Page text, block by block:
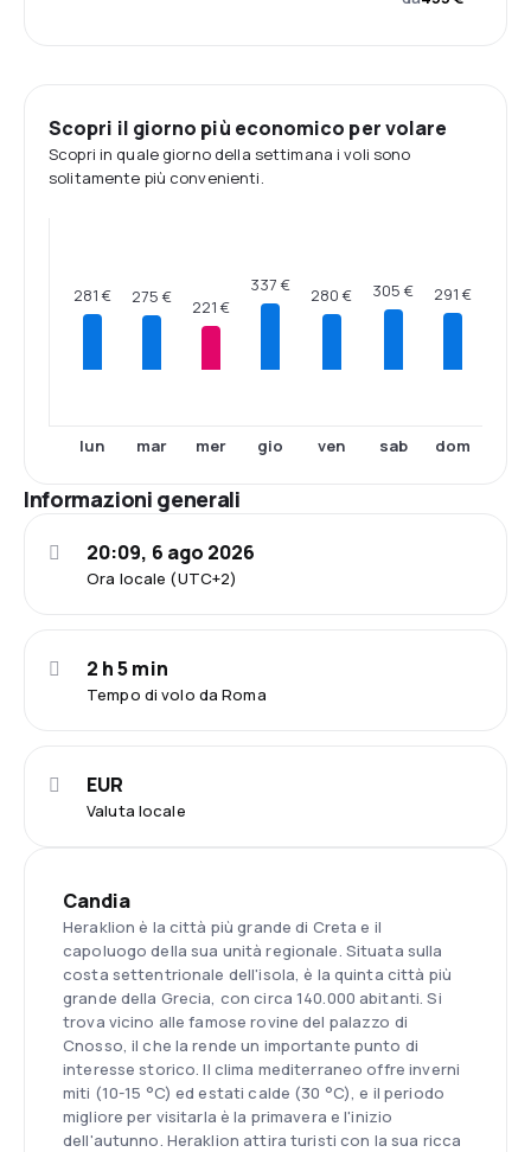
Scopri il giorno più economico per volare
Scopri in quale giorno della settimana i voli sono
solitamente più convenienti.
281 €
lun
275 €
mar
221 €
mer
337 €
gio
280 €
ven
305 €
sab
291 €
dom
Informazioni generali
Ora locale (UTC+2)
20:09, 6 ago 2026
Tempo di volo da Roma
2 h 5 min
Valuta locale
EUR
Candia
Heraklion è la città più grande di Creta e il
capoluogo della sua unità regionale. Situata sulla
costa settentrionale dell'isola, è la quinta città più
grande della Grecia, con circa 140.000 abitanti. Si
trova vicino alle famose rovine del palazzo di
Cnosso, il che la rende un importante punto di
interesse storico. Il clima mediterraneo offre inverni
miti (10-15 °C) ed estati calde (30 °C), e il periodo
migliore per visitarla è la primavera e l'inizio
dell'autunno. Heraklion attira turisti con la sua ricca